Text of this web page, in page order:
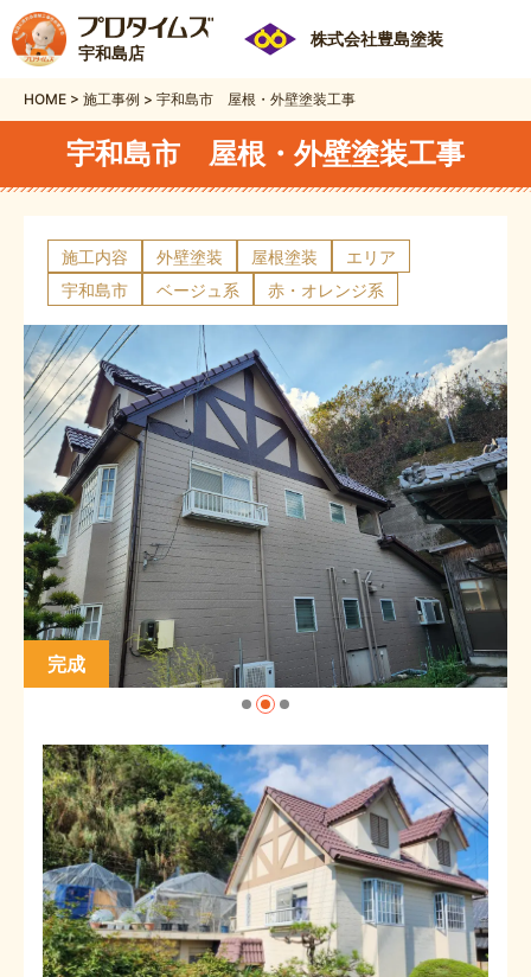
宇和島店
株式会社豊島塗装
HOME > 施工事例 > 宇和島市 屋根・外壁塗装工事
宇和島市 屋根・外壁塗装工事
施工内容 外壁塗装 屋根塗装
エリア
宇和島市
ベージュ系 赤・オレンジ系
完成